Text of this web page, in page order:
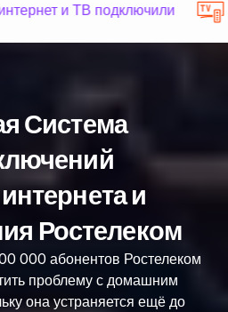
и ТВ подключили
Система
и
Ростелеком
000 абонентов Ростелеком
проблему с домашним
она устраняется ещё до